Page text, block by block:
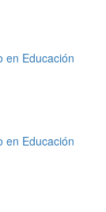
en Educación
en Educación